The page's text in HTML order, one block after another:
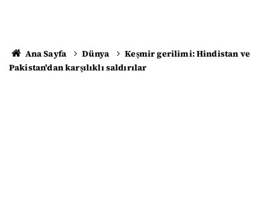
Ana Sayfa Dünya
Keşmir gerilimi: Hindistan ve
Pakistan'dan karşılıklı saldırılar